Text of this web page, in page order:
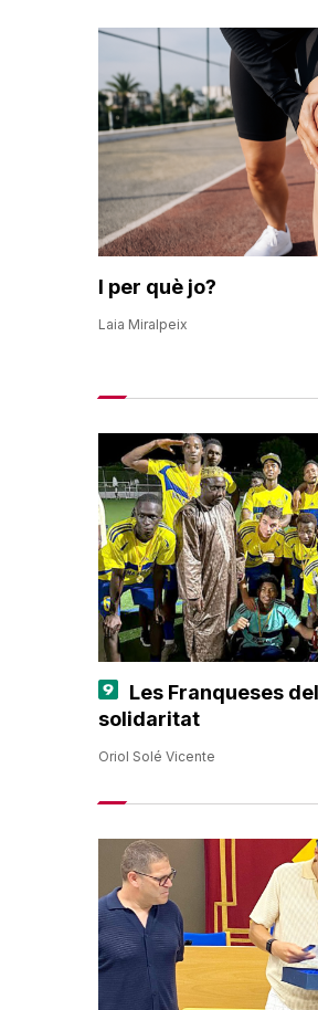
I per què jo?
Laia Miralpeix
Les Franqueses
solidaritat
Oriol Solé Vicente